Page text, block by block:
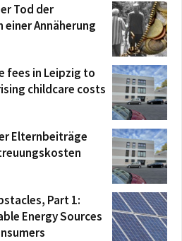
Tod der
einer Annäherung
fees in Leipzig to
childcare costs
Elternbeiträge
Part 1:
Energy Sources